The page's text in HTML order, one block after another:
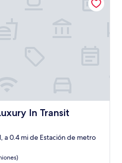
In Transit
In Transit
a 0.4 mi de Estación de metro